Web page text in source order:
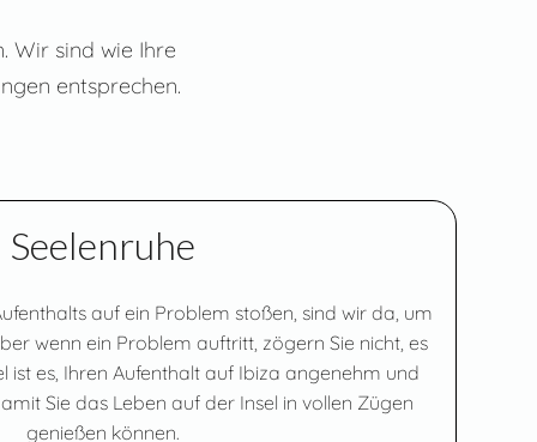
Wir sind wie Ihre
entsprechen.
Seelenruhe
auf ein Problem stoßen, sind wir da, um
wenn ein Problem auftritt, zögern Sie nicht, es
ist es, Ihren Aufenthalt auf Ibiza angenehm und
Sie das Leben auf der Insel in vollen Zügen
genießen können.